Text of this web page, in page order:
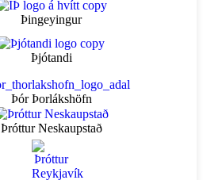
Þingeyingur
Þjótandi
Þór Þorlákshöfn
Þróttur Neskaupstað